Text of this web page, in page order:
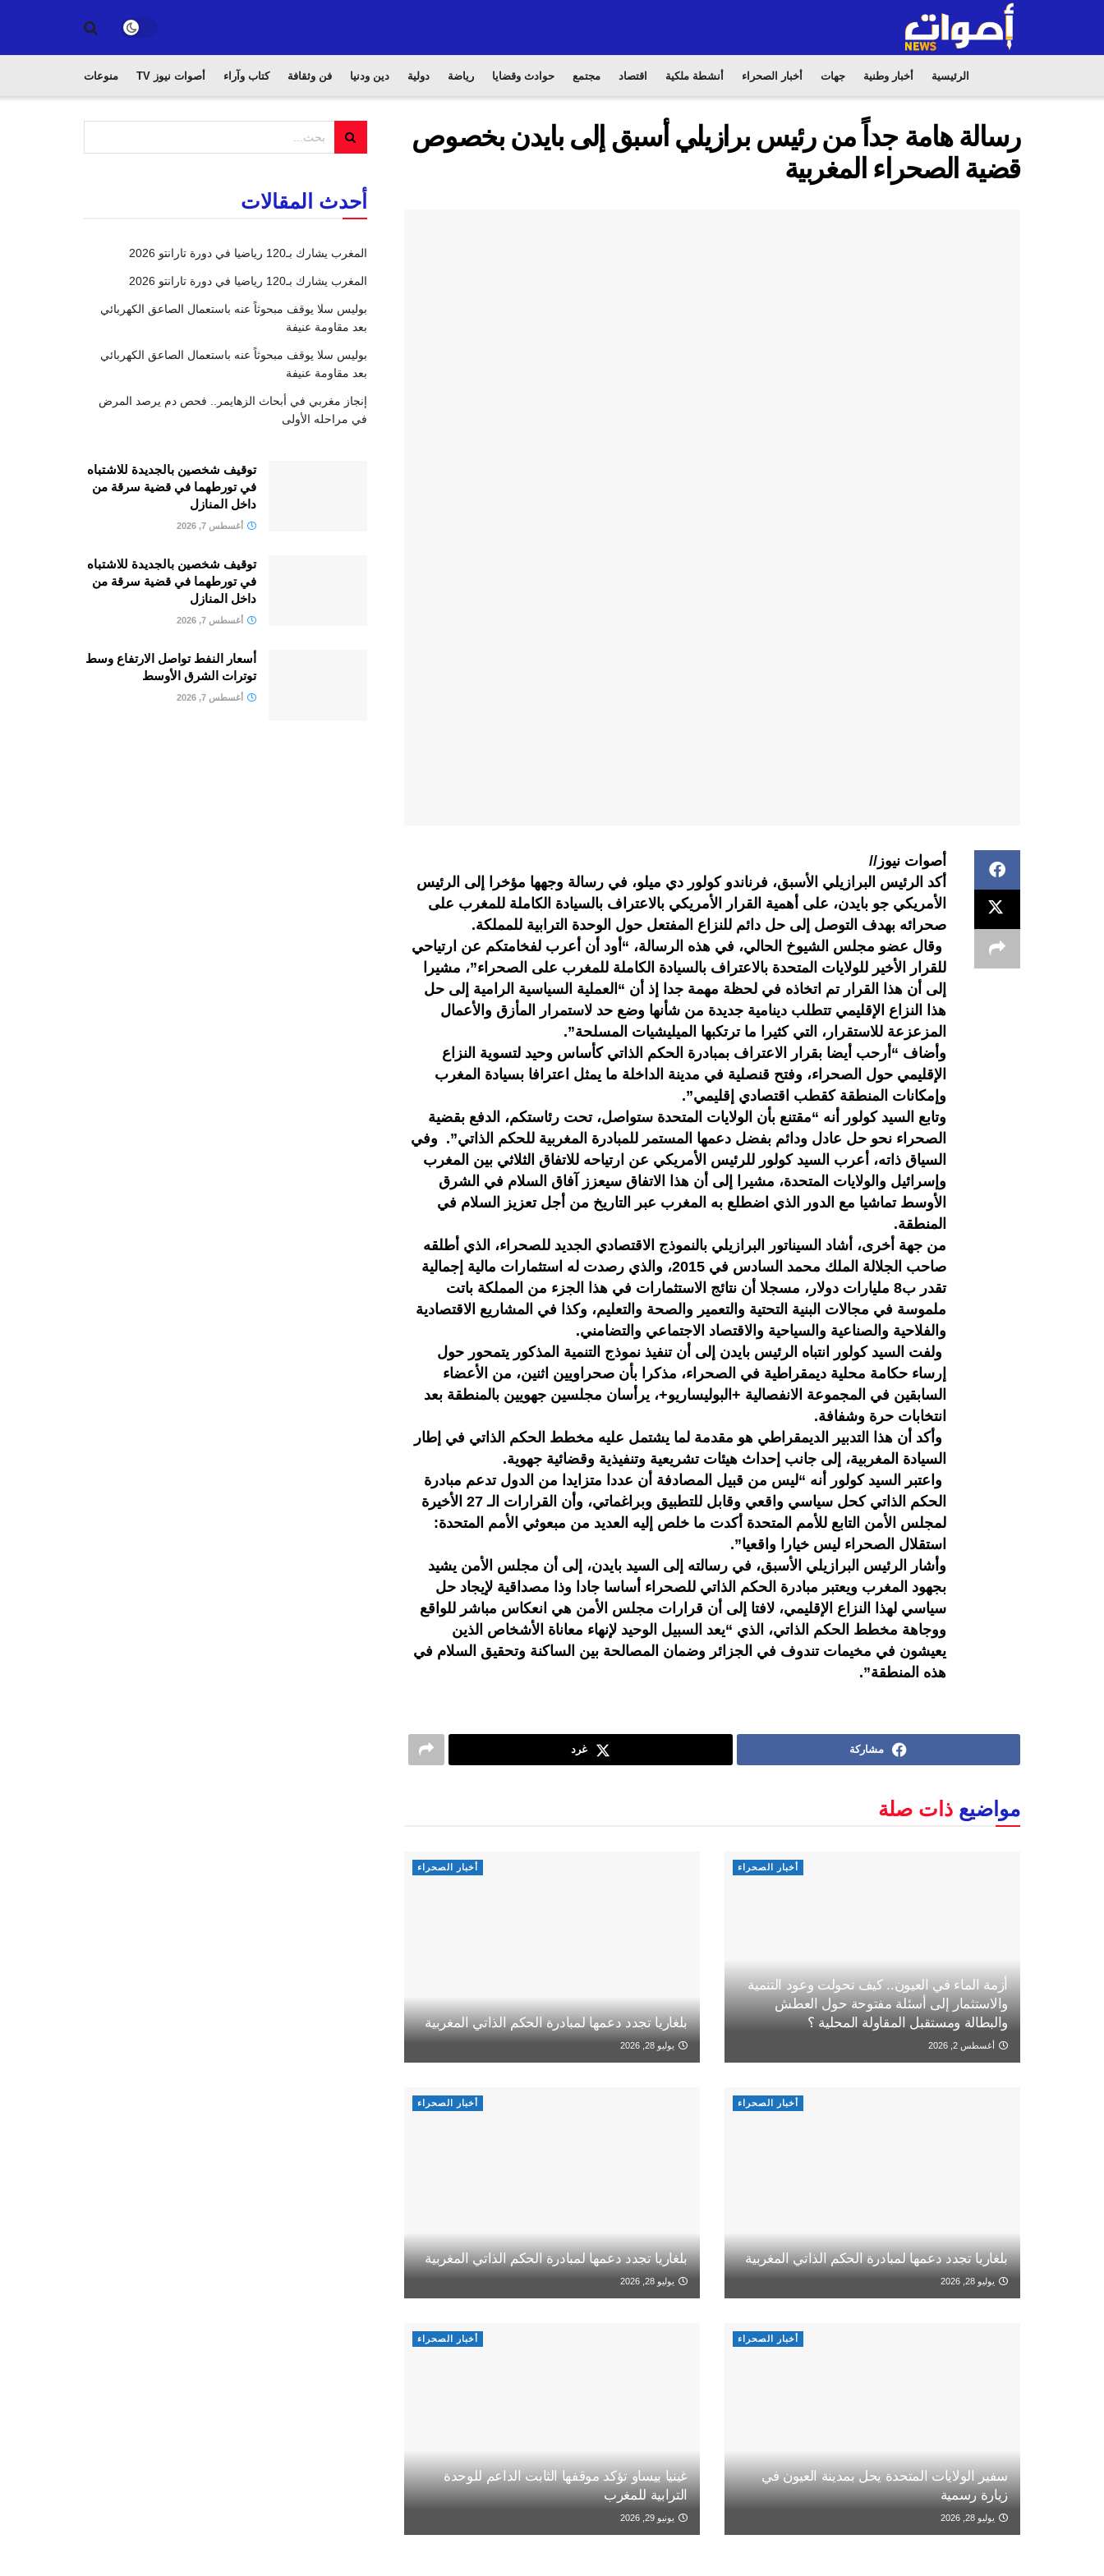
الرئيسية أخبار وطنية جهات أخبار الصحراء أنشطة ملكية اقتصاد مجتمع حوادث وقضايا رياضة دولية دين ودنيا فن وثقافة كتاب وآراء أصوات نيوز TV منوعات
رسالة هامة جداً من رئيس برازيلي أسبق إلى بايدن بخصوص
قضية الصحراء المغربية
أصوات نيوز//
أكد الرئيس البرازيلي الأسبق، فرناندو كولور دي ميلو، في رسالة وجهها مؤخرا إلى الرئيس
الأمريكي جو بايدن، على أهمية القرار الأمريكي بالاعتراف بالسيادة الكاملة للمغرب على
صحرائه بهدف التوصل إلى حل دائم للنزاع المفتعل حول الوحدة الترابية للمملكة.
وقال عضو مجلس الشيوخ الحالي، في هذه الرسالة، “أود أن أعرب لفخامتكم عن ارتياحي
للقرار الأخير للولايات المتحدة بالاعتراف بالسيادة الكاملة للمغرب على الصحراء”، مشيرا
إلى أن هذا القرار تم اتخاذه في لحظة مهمة جدا إذ أن “العملية السياسية الرامية إلى حل
هذا النزاع الإقليمي تتطلب دينامية جديدة من شأنها وضع حد لاستمرار المأزق والأعمال
المزعزعة للاستقرار، التي كثيرا ما ترتكبها الميليشيات المسلحة”.
وأضاف “أرحب أيضا بقرار الاعتراف بمبادرة الحكم الذاتي كأساس وحيد لتسوية النزاع
الإقليمي حول الصحراء، وفتح قنصلية في مدينة الداخلة ما يمثل اعترافا بسيادة المغرب
وإمكانات المنطقة كقطب اقتصادي إقليمي”.
وتابع السيد كولور أنه “مقتنع بأن الولايات المتحدة ستواصل، تحت رئاستكم، الدفع بقضية
الصحراء نحو حل عادل ودائم بفضل دعمها المستمر للمبادرة المغربية للحكم الذاتي”. وفي
السياق ذاته، أعرب السيد كولور للرئيس الأمريكي عن ارتياحه للاتفاق الثلاثي بين المغرب
وإسرائيل والولايات المتحدة، مشيرا إلى أن هذا الاتفاق سيعزز آفاق السلام في الشرق
الأوسط تماشيا مع الدور الذي اضطلع به المغرب عبر التاريخ من أجل تعزيز السلام في
المنطقة.
من جهة أخرى، أشاد السيناتور البرازيلي بالنموذج الاقتصادي الجديد للصحراء، الذي أطلقه
صاحب الجلالة الملك محمد السادس في 2015، والذي رصدت له استثمارات مالية إجمالية
تقدر ب8 مليارات دولار، مسجلا أن نتائج الاستثمارات في هذا الجزء من المملكة باتت
ملموسة في مجالات البنية التحتية والتعمير والصحة والتعليم، وكذا في المشاريع الاقتصادية
والفلاحية والصناعية والسياحية والاقتصاد الاجتماعي والتضامني.
ولفت السيد كولور انتباه الرئيس بايدن إلى أن تنفيذ نموذج التنمية المذكور يتمحور حول
إرساء حكامة محلية ديمقراطية في الصحراء، مذكرا بأن صحراويين اثنين، من الأعضاء
السابقين في المجموعة الانفصالية +البوليساريو+، يرأسان مجلسين جهويين بالمنطقة بعد
انتخابات حرة وشفافة.
وأكد أن هذا التدبير الديمقراطي هو مقدمة لما يشتمل عليه مخطط الحكم الذاتي في إطار
السيادة المغربية، إلى جانب إحداث هيئات تشريعية وتنفيذية وقضائية جهوية.
واعتبر السيد كولور أنه “ليس من قبيل المصادفة أن عددا متزايدا من الدول تدعم مبادرة
الحكم الذاتي كحل سياسي واقعي وقابل للتطبيق وبراغماتي، وأن القرارات الـ 27 الأخيرة
لمجلس الأمن التابع للأمم المتحدة أكدت ما خلص إليه العديد من مبعوثي الأمم المتحدة:
استقلال الصحراء ليس خيارا واقعيا”.
وأشار الرئيس البرازيلي الأسبق، في رسالته إلى السيد بايدن، إلى أن مجلس الأمن يشيد
بجهود المغرب ويعتبر مبادرة الحكم الذاتي للصحراء أساسا جادا وذا مصداقية لإيجاد حل
سياسي لهذا النزاع الإقليمي، لافتا إلى أن قرارات مجلس الأمن هي انعكاس مباشر للواقع
ووجاهة مخطط الحكم الذاتي، الذي “يعد السبيل الوحيد لإنهاء معاناة الأشخاص الذين
يعيشون في مخيمات تندوف في الجزائر وضمان المصالحة بين الساكنة وتحقيق السلام في
هذه المنطقة”.
مشاركة غرد
مواضيع ذات صلة
أخبار الصحراء
أزمة الماء في العيون.. كيف تحولت وعود التنمية
والاستثمار إلى أسئلة مفتوحة حول العطش
والبطالة ومستقبل المقاولة المحلية ؟
أغسطس 2, 2026
أخبار الصحراء
بلغاريا تجدد دعمها لمبادرة الحكم الذاتي المغربية
يوليو 28, 2026
أخبار الصحراء
بلغاريا تجدد دعمها لمبادرة الحكم الذاتي المغربية
يوليو 28, 2026
أخبار الصحراء
بلغاريا تجدد دعمها لمبادرة الحكم الذاتي المغربية
يوليو 28, 2026
أخبار الصحراء
سفير الولايات المتحدة يحل بمدينة العيون في
زيارة رسمية
يوليو 28, 2026
أخبار الصحراء
غينيا بيساو تؤكد موقفها الثابت الداعم للوحدة
الترابية للمغرب
يونيو 29, 2026
أحدث المقالات
المغرب يشارك بـ120 رياضيا في دورة تارانتو 2026
المغرب يشارك بـ120 رياضيا في دورة تارانتو 2026
بوليس سلا يوقف مبحوثاً عنه باستعمال الصاعق الكهربائي
بعد مقاومة عنيفة
بوليس سلا يوقف مبحوثاً عنه باستعمال الصاعق الكهربائي
بعد مقاومة عنيفة
إنجاز مغربي في أبحاث الزهايمر.. فحص دم يرصد المرض
في مراحله الأولى
توقيف شخصين بالجديدة للاشتباه
في تورطهما في قضية سرقة من
داخل المنازل
أغسطس 7, 2026
توقيف شخصين بالجديدة للاشتباه
في تورطهما في قضية سرقة من
داخل المنازل
أغسطس 7, 2026
أسعار النفط تواصل الارتفاع وسط
توترات الشرق الأوسط
أغسطس 7, 2026